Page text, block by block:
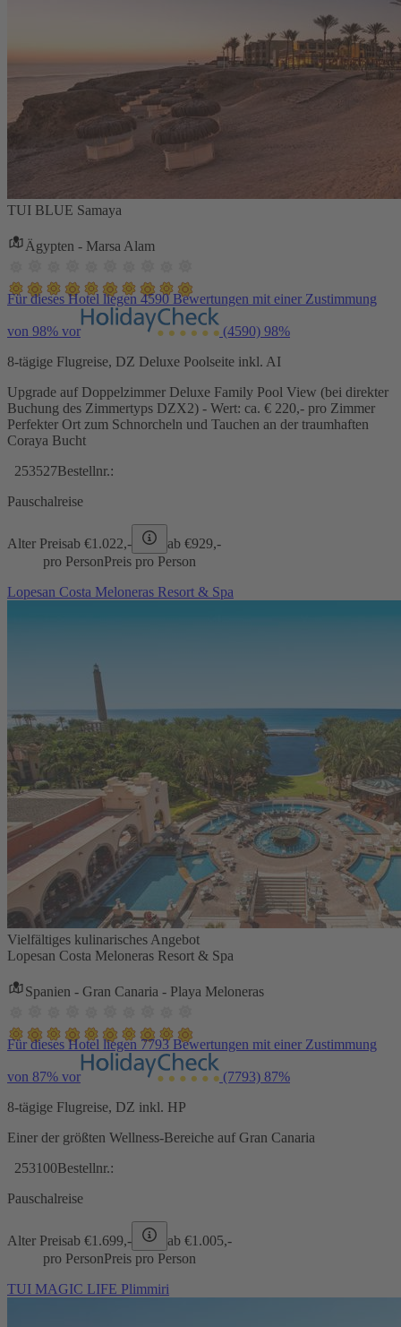
TUI BLUE Samaya
Ägypten - Marsa Alam
Für dieses Hotel liegen 4590 Bewertungen mit einer Zustimmung
von 98% vor (4590) 98%
8-tägige Flugreise, DZ Deluxe Poolseite inkl. AI
Upgrade auf Doppelzimmer Deluxe Family Pool View (bei direkter
Buchung des Zimmertyps DZX2) - Wert: ca. € 220,- pro Zimmer
Perfekter Ort zum Schnorcheln und Tauchen an der traumhaften
Coraya Bucht
253527Bestellnr.:
Pauschalreise
Alter Preisab €1.022,- ab €929,-
pro PersonPreis pro Person
Lopesan Costa Meloneras Resort & Spa
Vielfältiges kulinarisches Angebot
Lopesan Costa Meloneras Resort & Spa
Spanien - Gran Canaria - Playa Meloneras
Für dieses Hotel liegen 7793 Bewertungen mit einer Zustimmung
von 87% vor (7793) 87%
8-tägige Flugreise, DZ inkl. HP
Einer der größten Wellness-Bereiche auf Gran Canaria
253100Bestellnr.:
Pauschalreise
Alter Preisab €1.699,- ab €1.005,-
pro PersonPreis pro Person
TUI MAGIC LIFE Plimmiri